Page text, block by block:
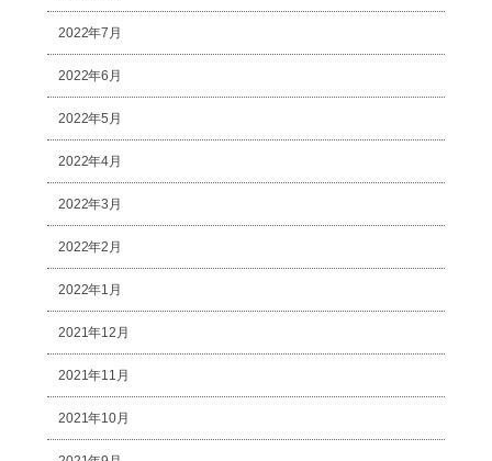
2022年7月
2022年6月
2022年5月
2022年4月
2022年3月
2022年2月
2022年1月
2021年12月
2021年11月
2021年10月